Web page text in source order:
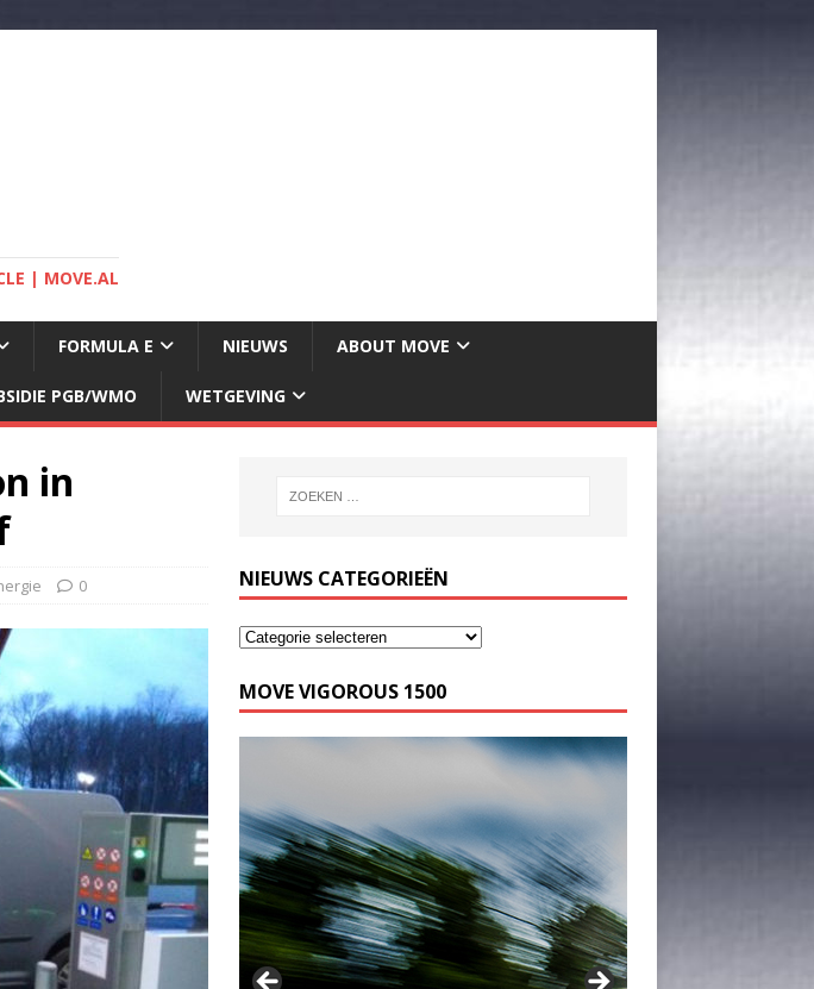
| MOVE.AL
FORMULA E NIEUWS ABOUT MOVE
PGB/WMO WETGEVING
in
0 NIEUWS CATEGORIEËN
MOVE VIGOROUS 1500